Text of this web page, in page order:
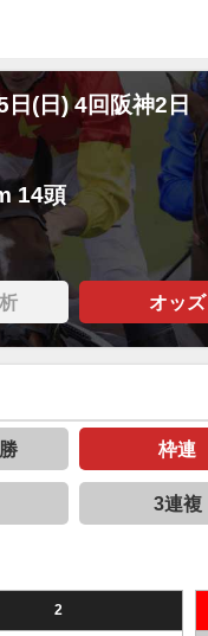
日(日) 4回阪神2日
14頭
オッズ
枠連
3連複
2